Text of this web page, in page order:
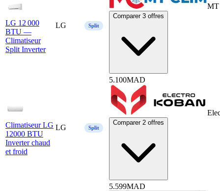
LG 12 000
BTU —
Climatiseur
Split Inverter
LG Split
MT
Comparer 3 offres
Climatiseur LG
12000 BTU
Inverter chaud
et froid
LG Split
5.100MAD
Comparer 2 offres
5.599MAD